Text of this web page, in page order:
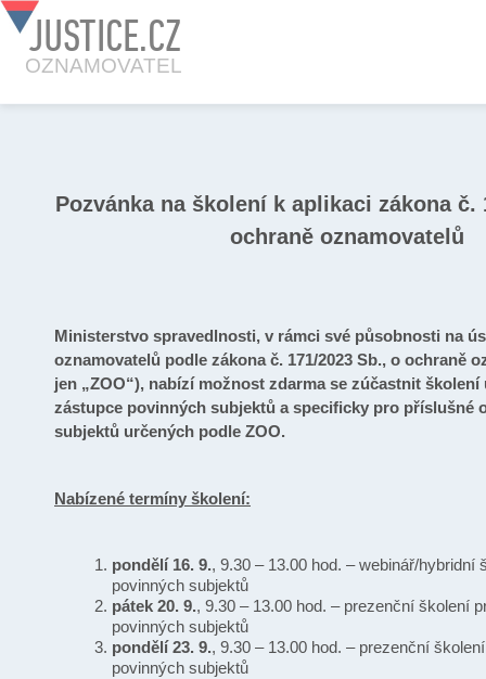
JUSTICE.CZ
OZNAMOVATEL
Pozvánka na školení k aplikaci zákona č.
ochraně oznamovatelů
Ministerstvo spravedlnosti, v rámci své působnosti na
oznamovatelů podle zákona č. 171/2023 Sb., o ochraně
jen „ZOO“), nabízí možnost zdarma se zúčastnit
zástupce povinných subjektů a specificky pro příslušné
subjektů určených podle ZOO.
Nabízené termíny školení:
pondělí 16. 9., 9.30 – 13.00 hod. – webinář/hybridní
povinných subjektů
pátek 20. 9., 9.30 – 13.00 hod. – prezenční školení
povinných subjektů
pondělí 23. 9., 9.30 – 13.00 hod. – prezenční
povinných subjektů